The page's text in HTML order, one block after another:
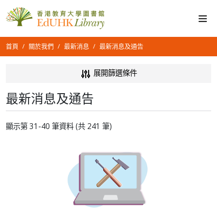
首頁 關於我們 最新消息 最新消息及通告
展開篩選條件
最新消息及通告
顯示第 31-40 筆資料 (共 241 筆)